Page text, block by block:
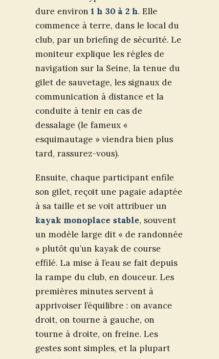
dure environ 1 h 30 à 2 h. Elle
commence à terre, dans le local du
club, par un briefing de sécurité. Le
moniteur explique les règles de
navigation sur la Seine, la tenue du
gilet de sauvetage, les signaux de
communication à distance et la
conduite à tenir en cas de
dessalage (le fameux «
esquimautage » viendra bien plus
tard, rassurez-vous).
Ensuite, chaque participant enfile
son gilet, reçoit une pagaie adaptée
à sa taille et se voit attribuer un
kayak monoplace stable, souvent
un modèle large dit « de randonnée
» plutôt qu’un kayak de course
effilé. La mise à l’eau se fait depuis
la rampe du club, en douceur. Les
premières minutes servent à
apprivoiser l’équilibre : on avance
droit, on tourne à gauche, on
tourne à droite, on freine. Les
gestes sont simples, et la plupart